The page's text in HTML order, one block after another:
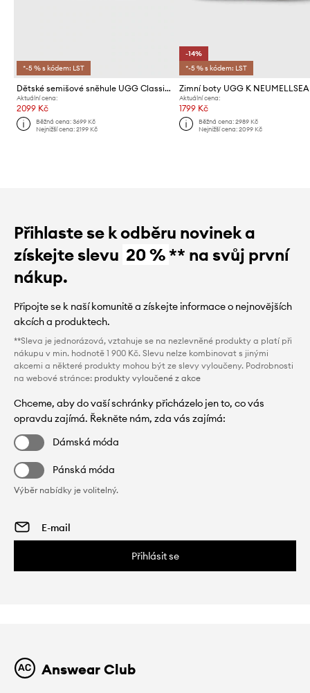
*-5 % s kódem: LST
Dětské semišové sněhule UGG Classic Mini II
Aktuální cena:
2099 Kč
Běžná cena:3699 Kč
Nejnižší cena:2199 Kč
-14%
*-5 % s kódem: LST
Zimní boty UGG K NEUMELLSEA
Aktuální cena:
1799 Kč
Běžná cena: 2989 Kč
Nejnižší cena: 2099 Kč
Přihlaste se k odběru novinek a
získejte slevu 20 %** na svůj první
nákup.
Připojte se k naší komunitě a získejte informace o nejnovějších
akcích a produktech.
**Sleva je jednorázová, vztahuje se na nezlevněné produkty a platí při
nákupu v min. hodnotě 1 900 Kč. Slevu nelze kombinovat s jinými
akcemi a některé produkty mohou být ze slevy vyloučeny. Podrobnosti
na webové stránce: produkty vyloučené z akce
Chceme, aby do vaší schránky přicházelo jen to, co vás
opravdu zajímá. Řekněte nám, zda vás zajímá:
Dámská móda
Pánská móda
Výběr nabídky je volitelný.
Přihlásit se
Answear Club